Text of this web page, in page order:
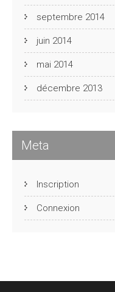
septembre 2014
juin 2014
mai 2014
décembre 2013
Meta
Inscription
Connexion